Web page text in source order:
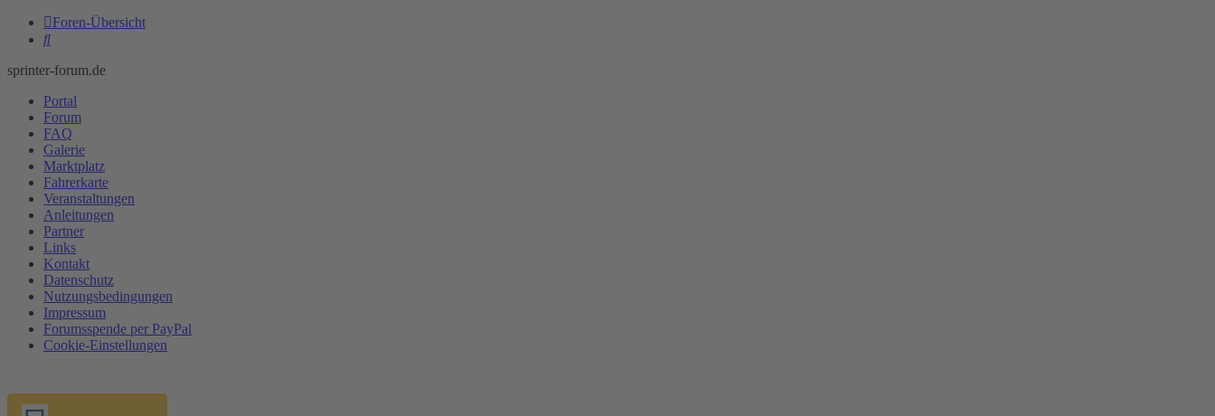
Foren-Übersicht
Suche
sprinter-forum.de
Portal
Forum
FAQ
Galerie
Marktplatz
Fahrerkarte
Veranstaltungen
Anleitungen
Partner
Links
Kontakt
Datenschutz
Nutzungsbedingungen
Impressum
Forumsspende per PayPal
Cookie-Einstellungen